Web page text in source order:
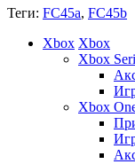
Теги: FC45a, FC45b
Xbox Xbox
Xbox
Xbox